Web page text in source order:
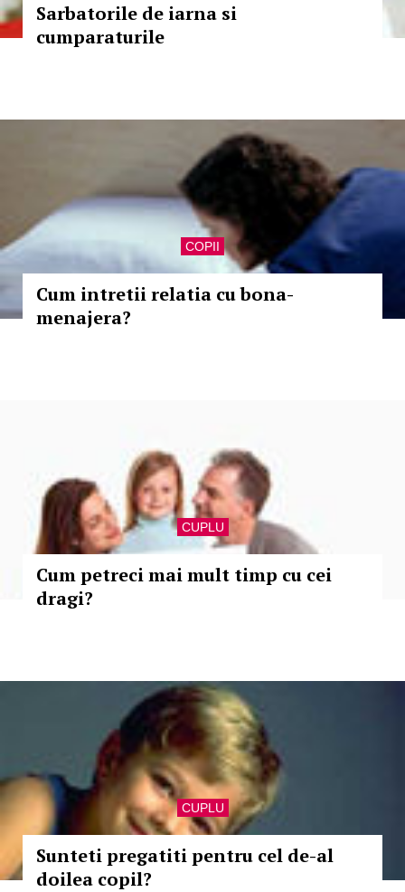
Sarbatorile de iarna si
cumparaturile
COPII
Cum intretii relatia cu bona-
menajera?
CUPLU
Cum petreci mai mult timp cu cei
dragi?
CUPLU
Sunteti pregatiti pentru cel de-al
doilea copil?